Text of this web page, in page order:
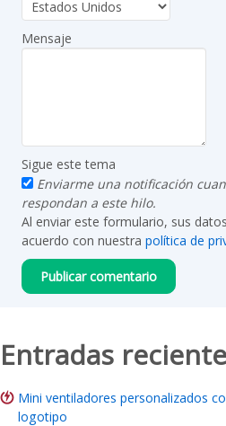
Mensaje
Sigue este tema
Enviarme una notificación
respondan a este hilo.
Al enviar este formulario, sus
acuerdo con nuestra política de
Entradas
Mini ventiladores personalizados
logotipo